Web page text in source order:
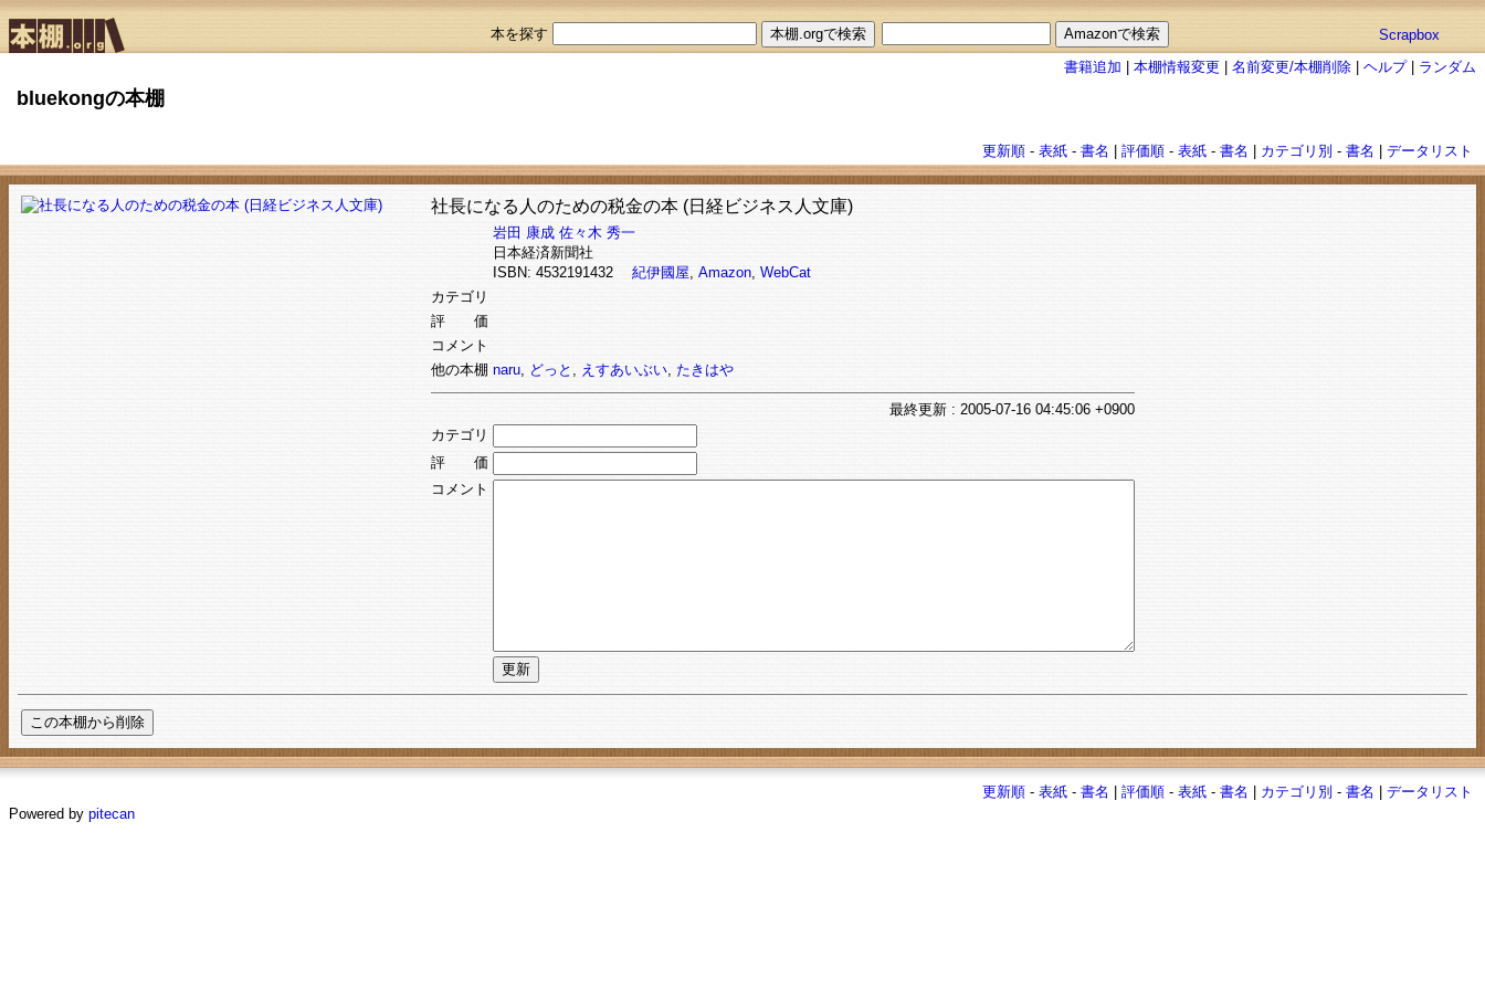
本を探す
Scrapbox
書籍追加 |本棚情報変更 |名前変更/本棚削除 |ヘルプ| ランダム
bluekongの本棚
更新順 -表紙 -書名 |評価順 -表紙 -書名 カテゴリ別 -書名 |データリスト
社長になる人のための税金の本 (日経ビジネス人文庫)
岩田 康成 佐々木 秀一
日本経済新聞社
ISBN: 4532191432 紀伊國屋, Amazon, WebCat
カテゴリ
評 価
コメント
他の本棚 naru, どっと , えすあいぶい, たきはや
最終更新: 2005-07-16 04:45:06 +0900
カテゴリ
評 価
コメント
更新順 -表紙 -書名 |評価順 -表紙 -書名 カテゴリ別 -書名 |データリスト
Powered by pitecan